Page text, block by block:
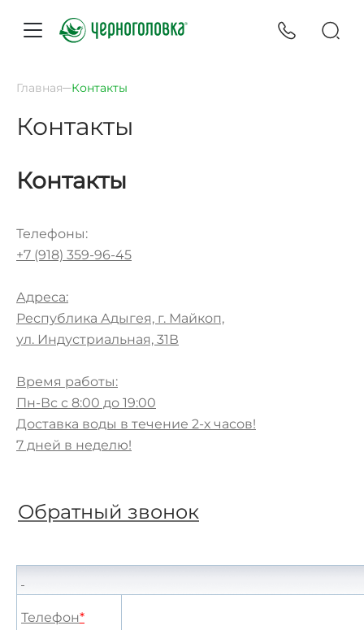
Главная Контакты
Контакты
Контакты
Телефоны:
+7 (918) 359-96-45
Адреса:
Республика Адыгея, г. Майкоп,
ул. Индустриальная, 31В
Время работы:
Пн-Вс с 8:00 до 19:00
Доставка воды в течение 2-х часов!
7 дней в неделю!
Обратный звонок
Телефон*